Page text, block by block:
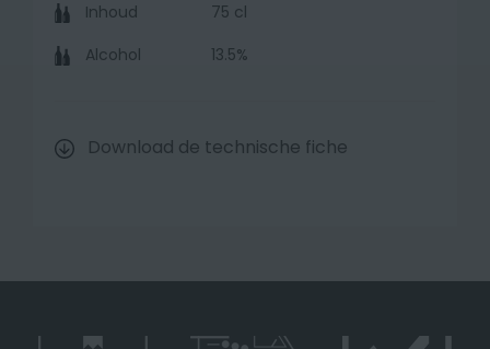
Inhoud
75 cl
Alcohol
13.5%
Download de technische fiche